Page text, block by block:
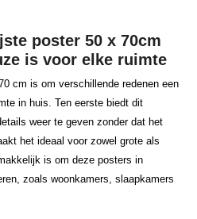
poster 50 x 70cm
is voor elke ruimte
cm is om verschillende redenen een
in huis. Ten eerste biedt dit
weer te geven zonder dat het
het ideaal voor zowel grote als
is om deze posters in
zoals woonkamers, slaapkamers